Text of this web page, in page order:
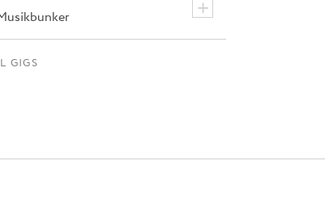
+
GIGS